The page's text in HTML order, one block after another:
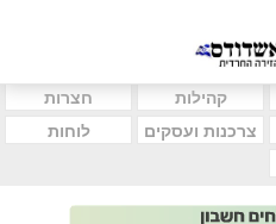
קהילות
חצרות
צרכנות ועסקים
לוחות